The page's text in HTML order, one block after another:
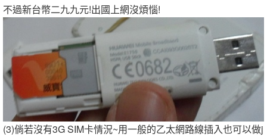
不過新台幣二九九元!出國上網沒煩惱!
(3)倘若沒有3G SIM卡情況~用一般的乙太網路線插入也可以做j